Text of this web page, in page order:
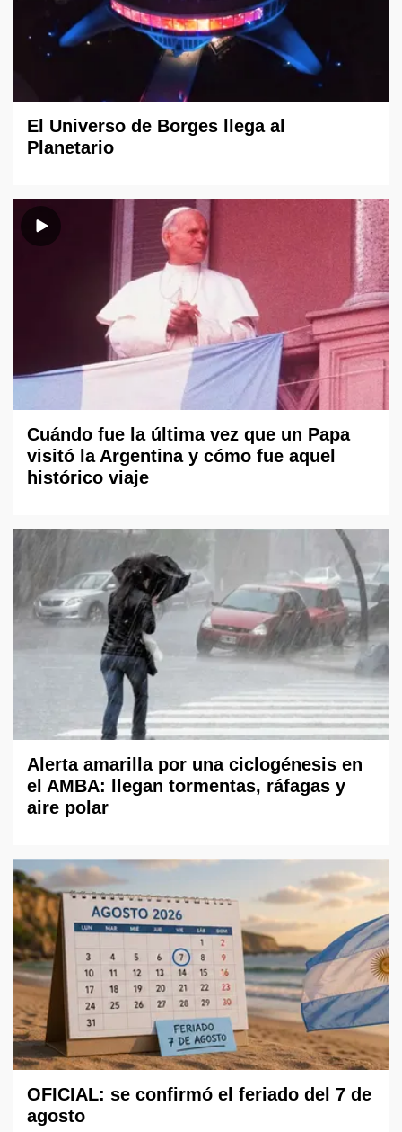
El Universo de Borges llega al
Planetario
Cuándo fue la última vez que un Papa
visitó la Argentina y cómo fue aquel
histórico viaje
Alerta amarilla por una ciclogénesis en
el AMBA: llegan tormentas, ráfagas y
aire polar
OFICIAL: se confirmó el feriado del 7 de
agosto